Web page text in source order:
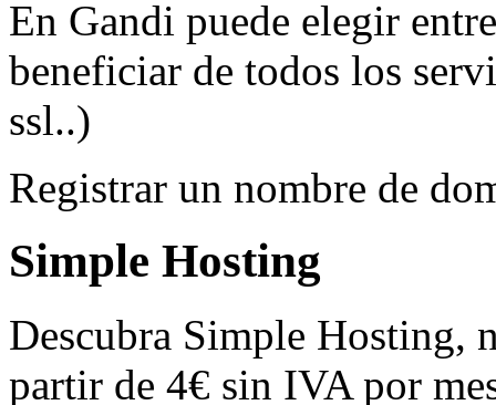
En Gandi puede elegir
beneficiar de todos los
ssl..)
Registrar un nombre de
Simple Hosting
Descubra Simple Hosting,
partir de 4€ sin IVA por